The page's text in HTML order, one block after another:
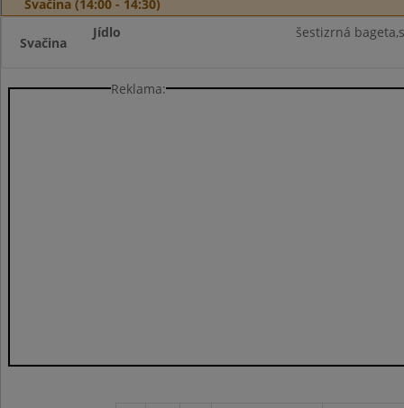
Svačina (14:00 - 14:30)
Svačina
Jídlo šestizrná
Reklama: